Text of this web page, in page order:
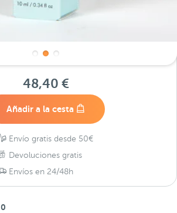
48,40 €
Añadir a la cesta
Envío gratis desde 50€
Devoluciones gratis
Envíos en 24/48h
0